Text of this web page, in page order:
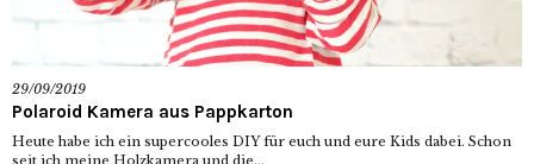
29/09/2019
Polaroid Kamera aus Pappkarton
Heute habe ich ein supercooles DIY für euch und eure Kids dabei. Schon
seit ich meine Holzkamera und die...